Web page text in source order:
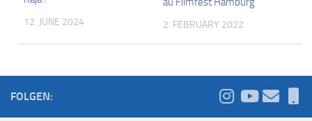
12. JUNE 2024 2. FEBRUARY 2022
FOLGEN: